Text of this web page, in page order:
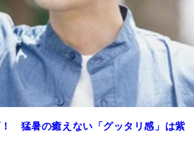
猛暑の癒えない「グッタリ感」は紫